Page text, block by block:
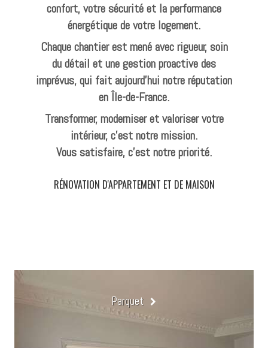
confort, votre sécurité et la performance
énergétique de votre logement.
Chaque chantier est mené avec rigueur, soin
du détail et une gestion proactive des
imprévus, qui fait aujourd’hui notre réputation
en Île-de-France.
Transformer, moderniser et valoriser votre
intérieur, c’est notre mission.
Vous satisfaire, c’est notre priorité.
RÉNOVATION D'APPARTEMENT ET DE MAISON
Parquet